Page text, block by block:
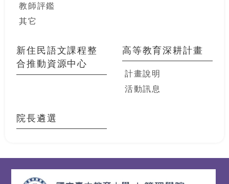
教師評鑑
其它
新住民語文課程整
合推動資源中心
高等教育深耕計畫
計畫說明
活動訊息
院長遴選